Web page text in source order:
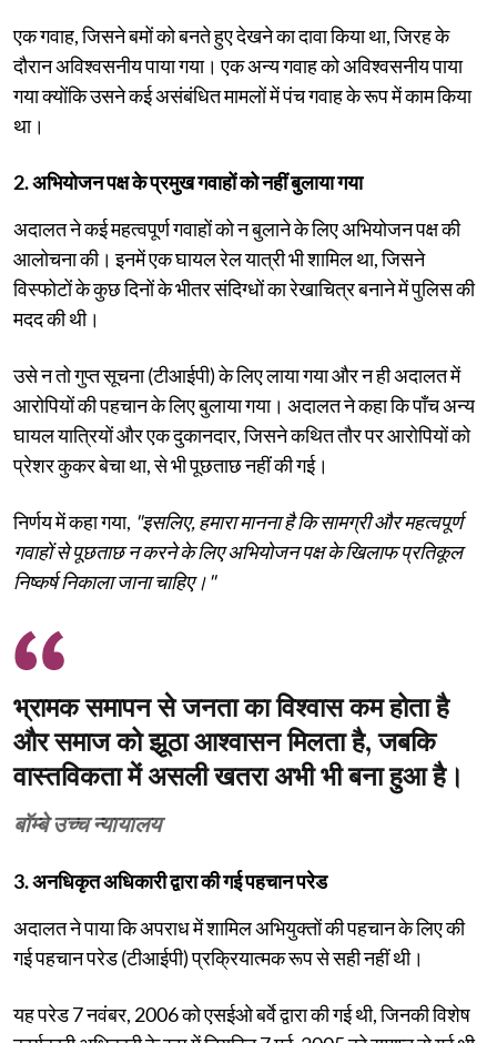
एक गवाह, जिसने बमों को बनते हुए देखने का दावा किया था, जिरह के
दौरान अविश्वसनीय पाया गया। एक अन्य गवाह को अविश्वसनीय पाया
गया क्योंकि उसने कई असंबंधित मामलों में पंच गवाह के रूप में काम किया
था।
2. अभियोजन पक्ष के प्रमुख गवाहों को नहीं बुलाया गया
अदालत ने कई महत्वपूर्ण गवाहों को न बुलाने के लिए अभियोजन पक्ष की
आलोचना की। इनमें एक घायल रेल यात्री भी शामिल था, जिसने
विस्फोटों के कुछ दिनों के भीतर संदिग्धों का रेखाचित्र बनाने में पुलिस की
मदद की थी।
उसे न तो गुप्त सूचना (टीआईपी) के लिए लाया गया और न ही अदालत में
आरोपियों की पहचान के लिए बुलाया गया। अदालत ने कहा कि पाँच अन्य
घायल यात्रियों और एक दुकानदार, जिसने कथित तौर पर आरोपियों को
प्रेशर कुकर बेचा था, से भी पूछताछ नहीं की गई।
निर्णय में कहा गया, "इसलिए, हमारा मानना है कि सामग्री और महत्वपूर्ण
गवाहों से पूछताछ न करने के लिए अभियोजन पक्ष के खिलाफ प्रतिकूल
निष्कर्ष निकाला जाना चाहिए।"
भ्रामक समापन से जनता का विश्वास कम होता है
और समाज को झूठा आश्वासन मिलता है, जबकि
वास्तविकता में असली खतरा अभी भी बना हुआ है।
बॉम्बे उच्च न्यायालय
3. अनधिकृत अधिकारी द्वारा की गई पहचान परेड
अदालत ने पाया कि अपराध में शामिल अभियुक्तों की पहचान के लिए की
गई पहचान परेड (टीआईपी) प्रक्रियात्मक रूप से सही नहीं थी।
यह परेड 7 नवंबर, 2006 को एसईओ बर्वे द्वारा की गई थी, जिनकी विशेष